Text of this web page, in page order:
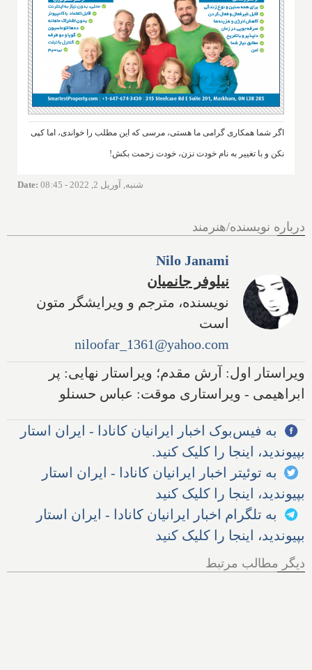
اگر شما همکاری گرامی ما هستی، مرسی که این مطلب را خواندی، اما کپی
نکن و با تغییر به نام خودت نزن، خودت زحمت بکش!
Date: شنبه, آوریل 2, 2022 - 08:45
درباره نویسنده/هنرمند
Nilo Janami
نیلوفر جانمیان
نویسنده، مترجم و ویرایشگر متون
است
niloofar_1361@yahoo.com
ویراستار اول: آرش مقدم؛ ویراستار نهایی: پر
ابراهیمی - ویراستاری موقت: عباس حسنلو
به فیس‌بوک اخبار ایرانیان کانادا - ایران استار
بپیوندید، اینجا را کلیک کنید.
به توئیتر اخبار ایرانیان کانادا - ایران استار
بپیوندید، اینجا را کلیک کنید
به تلگرام اخبار ایرانیان کانادا - ایران استار
بپیوندید، اینجا را کلیک کنید
دیگر مطالب مرتبط